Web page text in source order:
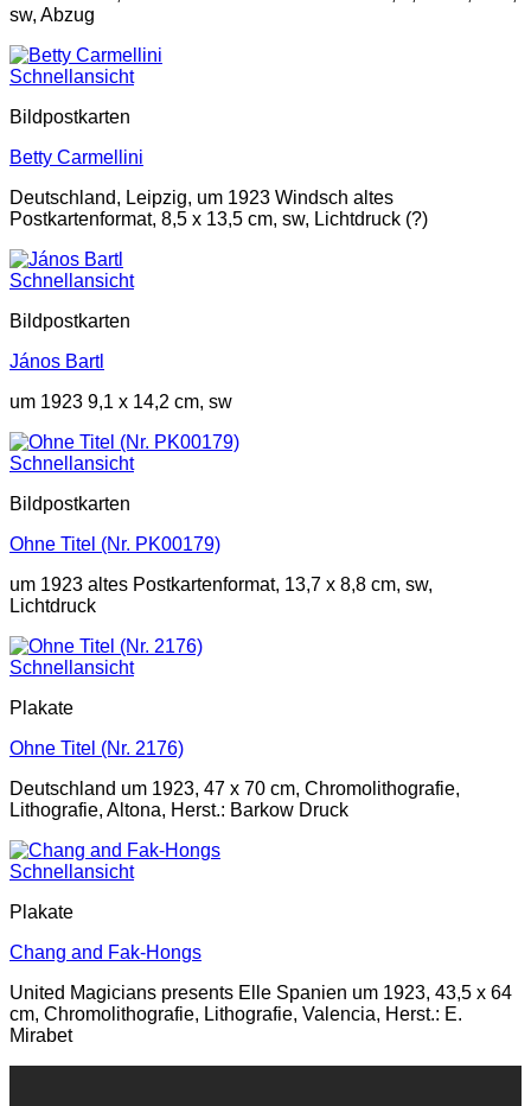
sw, Abzug
Schnellansicht
Bildpostkarten
Betty Carmellini
Deutschland, Leipzig, um 1923 Windsch altes
Postkartenformat, 8,5 x 13,5 cm, sw, Lichtdruck (?)
Schnellansicht
Bildpostkarten
János Bartl
um 1923 9,1 x 14,2 cm, sw
Schnellansicht
Bildpostkarten
Ohne Titel (Nr. PK00179)
um 1923 altes Postkartenformat, 13,7 x 8,8 cm, sw,
Lichtdruck
Schnellansicht
Plakate
Ohne Titel (Nr. 2176)
Deutschland um 1923, 47 x 70 cm, Chromolithografie,
Lithografie, Altona, Herst.: Barkow Druck
Schnellansicht
Plakate
Chang and Fak-Hongs
United Magicians presents Elle Spanien um 1923, 43,5 x 64
cm, Chromolithografie, Lithografie, Valencia, Herst.: E.
Mirabet